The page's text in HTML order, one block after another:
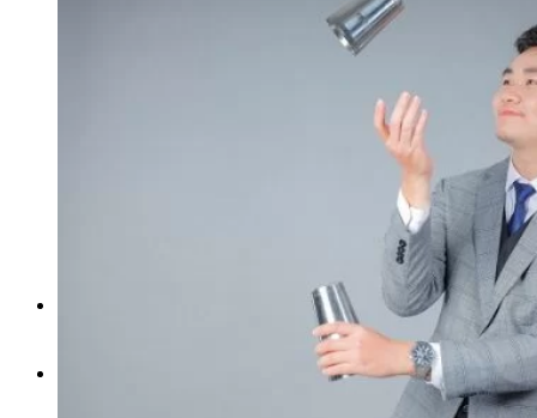
Adobe Photoshop – Illustrator
Marketing Online Ngành F&B
Marketing Online Ngành Chăm Sóc Sắc Đẹp
Chuyên Đề Digital Marketing
Chuyên Viên Tổ Chức Sự Kiện
Truyền Thông Đa Phương Tiện
Biên Tập Video Cơ Bản Với Capcut
Dựng Phim Cơ Bản Với Adobe Premiere Pro
Kỹ Thuật Viên Xoa Bóp Ấn Huyệt Trị Liệu
Chăm Sóc Người Cao Tuổi